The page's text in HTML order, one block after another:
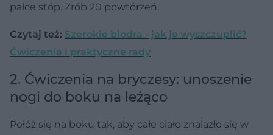
palce stóp. Zrób 20 powtórzeń.
Czytaj też: Szerokie biodra - jak je wyszczuplić?
Ćwiczenia i praktyczne rady
2. Ćwiczenia na bryczesy: unoszenie
nogi do boku na leżąco
Połóż się na boku tak, aby całe ciało znalazło się w